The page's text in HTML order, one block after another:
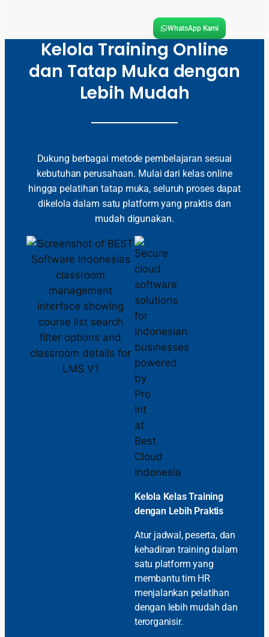
WhatsApp Kami
Kelola Training Online
dan Tatap Muka dengan
Lebih Mudah
Dukung berbagai metode pembelajaran sesuai
kebutuhan perusahaan. Mulai dari kelas online
hingga pelatihan tatap muka, seluruh proses dapat
dikelola dalam satu platform yang praktis dan
mudah digunakan.
Kelola Kelas Training
dengan Lebih Praktis
Atur jadwal, peserta, dan
kehadiran training dalam
satu platform yang
membantu tim HR
menjalankan pelatihan
dengan lebih mudah dan
terorganisir.